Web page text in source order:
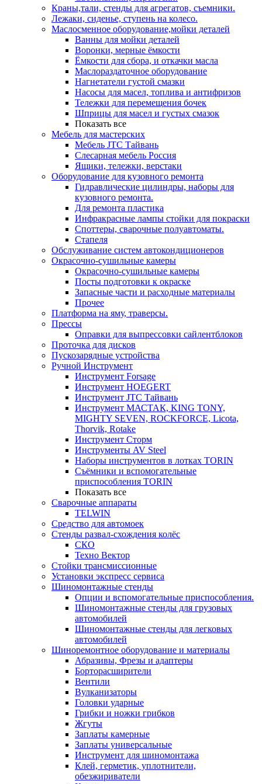
Краны,тали, стенды для агрегатов, съемники.
Лежаки, сиденье, ступень на колесо.
Маслосменное оборудование,мойки деталей
Ванны для мойки деталей
Воронки, мерные ёмкости
Ёмкости для сбора, и откачки масла
Маслораздаточное оборудование
Нагнетатели густой смазки
Насосы для масел, топлива и антифризов
Тележки для перемещения бочек
Шприцы для масел и густых смазок
Показать все
Мебель для мастерских
Мебель JTC Тайвань
Слесарная мебель Россия
Ящики, тележки, верстаки
Оборудование для кузовного ремонта
Гидравлические цилиндры, наборы для
кузовного ремонта.
Для ремонта пластика
Инфракрасные лампы стойки для покраски
Споттеры, сварочные полуавтоматы.
Стапеля
Обслуживание систем автокондиционеров
Окрасочно-сушильные камеры
Окрасочно-сушильные камеры
Посты подготовки к окраске
Запасные части и расходные материалы
Прочее
Платформа на яму, траверсы.
Прессы
Оправки для выпрессовки сайлентблоков
Проточка для дисков
Пускозарядные устройства
Ручной Инструмент
Инструмент Forsage
Инструмент HOEGERT
Инструмент JTC Тайвань
Инструмент МАСТАК, KING TONY,
MIGHTY SEVEN, ROCKFORCE, Licota,
Thorvik, Rotake
Инструмент Сторм
Инструменты AV Steel
Наборы инструментов в лотках TORIN
Съёмники и вспомогательные
приспособления TORIN
Показать все
Сварочные аппараты
TELWIN
Средство для автомоек
Стенды развал-схождения колёс
СКО
Техно Вектор
Стойки трансмиссионные
Установки экспресс сервиса
Шиномонтажные стенды
Опции и вспомогательные приспособления.
Шиномонтажные стенды для грузовых
автомобилей
Шиномонтажные стенды для легковых
автомобилей
Шиноремонтное оборудование и материалы
Абразивы, Фрезы и адаптеры
Борторасширители
Вентили
Вулканизаторы
Головки ударные
Грибки и ножки грибков
Жгуты
Заплаты камерные
Заплаты универсальные
Инструмент для шиномонтажа
Клей, герметик, уплотнители,
обезжириватели